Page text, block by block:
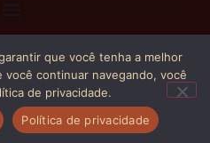
reservados.
que você tenha a melhor
você continuar navegando, você
de privacidade.
Política de privacidade